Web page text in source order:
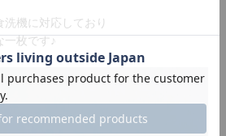
機に対応しており
一枚です♪